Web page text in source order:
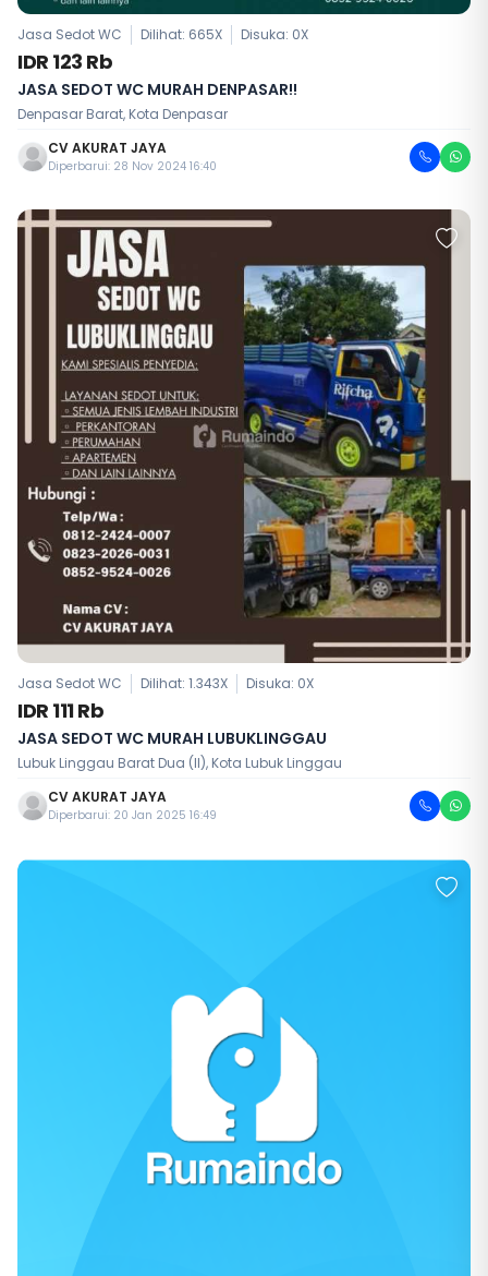
Jasa Sedot WC Dilihat: 665X Disuka: 0X
IDR 123 Rb
JASA SEDOT WC MURAH DENPASAR!!
Denpasar Barat, Kota Denpasar
CV AKURAT JAYA
Diperbarui: 28 Nov 2024 16:40
Jasa Sedot WC Dilihat: 1.343X Disuka: 0X
IDR 111 Rb
JASA SEDOT WC MURAH LUBUKLINGGAU
Lubuk Linggau Barat Dua (II), Kota Lubuk Linggau
CV AKURAT JAYA
Diperbarui: 20 Jan 2025 16:49